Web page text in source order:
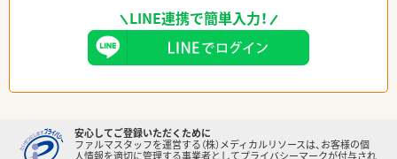
LINE連携で簡単入力！
安心してご登録いただくために
ファルマスタッフを運営する（株）メディカルリソースは、お客様の個
人情報を適切に管理する事業者としてプライバシーマークが付与され